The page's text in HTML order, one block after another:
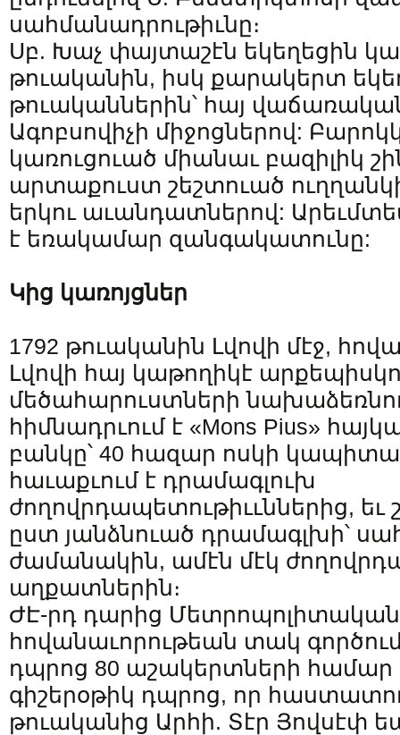
սահմանադրութիւնը։
Սբ. Խաչ փայտաշէն եկեղեցին
թուականին, իսկ քարակերտ
թուականներին՝ հայ
Ագոբսովիչի միջոցներով:
կառուցուած միանաւ բազիլիկ
արտաքուստ շեշտուած
երկու աւանդատներով:
է եռակամար զանգակատունը:
Կից կառոյցներ
1792 թուականին Լվովի մէջ,
Լվովի հայ կաթողիկէ
մեծահարուստների
հիմնադրւում է «Mons Pius»
բանկը՝ 40 հազար ոսկի
հաւաքւում է դրամագլուխ
ժողովրդապետութիււններից, եւ
ըստ յանձնուած դրամագլխի՝
ժամանակին, ամէն մէկ
աղքատներին։
ԺԷ-րդ դարից Մետրոպոլիտական
հովանաւորութեան տակ
դպրոց 80 աշակերտների համար
գիշերօթիկ դպրոց, որ
թուականից Արհի. Տէր Յովսէփ